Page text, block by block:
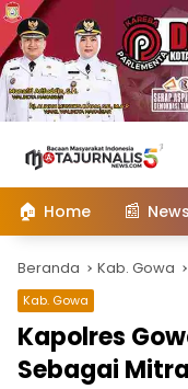
konten
🏠 Home 📰 News
Beranda Kab. Gowa
Kab. Gowa
Kapolres
Sebagai